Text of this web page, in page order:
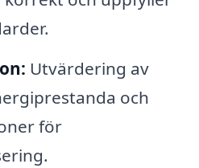
Utvärdering av
och
för